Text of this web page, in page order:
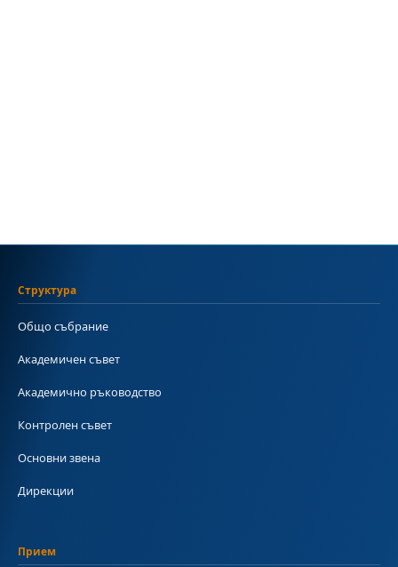
Структура
Общо събрание
Академичен съвет
Академично ръководство
Контролен съвет
Основни звена
Дирекции
Прием